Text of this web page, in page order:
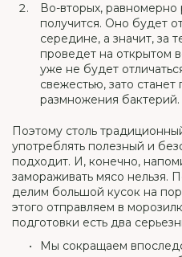
Во-вторых, равномерно
получится. Оно будет
середине, а значит, за
проведет на открытом
уже не будет
свежестью, зато
размножения бактерий.
Поэтому столь
употреблять полезный и
подходит. И, конечно,
замораживать мясо нельзя.
делим большой кусок на
этого отправляем в
подготовки есть два
Мы сокращаем